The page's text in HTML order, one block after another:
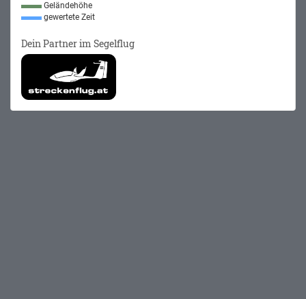
Geländehöhe
gewertete Zeit
Dein Partner im Segelflug